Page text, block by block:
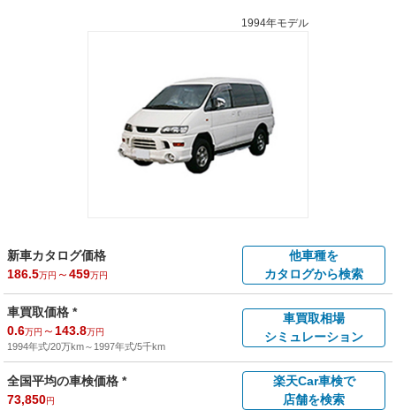
1994年モデル
新車カタログ価格
186.5万円 ～459万円
他車種を
カタログから検索
車買取価格 *
0.6万円 ～ 143.8万円
1994年式/20万km～ 1997年式/5千km
車買取相場
シミュレーション
全国平均の車検価格 *
73,850円
楽天Car車検で
店舗を検索